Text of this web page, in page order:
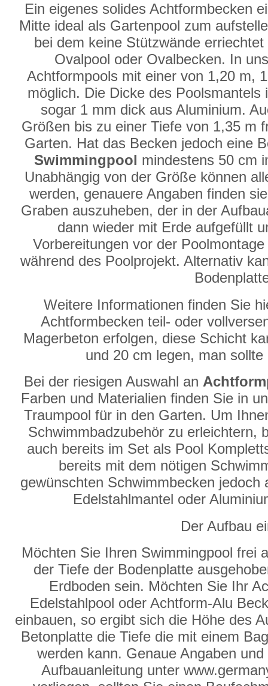
Ein eigenes solides Achtformbecken
Mitte ideal als Gartenpool zum
bei dem keine Stützwände
Ovalpool oder Ovalbecken. In
Achtformpools mit einer von 1,20 m,
möglich. Die Dicke des
sogar 1 mm dick aus Aluminium.
Größen bis zu einer Tiefe von 1,35 m
Garten. Hat das Becken jedoch eine
Swimmingpool mindestens 50 cm
Unabhängig von der Größe können
werden, genauere Angaben finden
Graben auszuheben, der in der
dann wieder mit Erde aufgefüllt
Vorbereitungen vor der
während des Poolprojekt. Alternativ
Weitere Informationen finden Sie
Achtformbecken teil- oder
Magerbeton erfolgen, diese Schicht
und 20 cm legen, man
Bei der riesigen Auswahl an
Farben und Materialien finden Sie in
Traumpool für in den Garten. Um
Schwimmbadzubehör zu erleichtern,
auch bereits im Set als Pool
bereits mit dem nötigen
gewünschten Schwimmbecken
Edelstahlmantel oder
Der Aufbau
Möchten Sie Ihren Swimmingpool frei
der Tiefe der Bodenplatte
Erdboden sein. Möchten Sie Ihr
Edelstahlpool oder Achtform-Alu
einbauen, so ergibt sich die Höhe des
Betonplatte die Tiefe die mit einem
werden kann. Genaue Angaben
Aufbauanleitung unter